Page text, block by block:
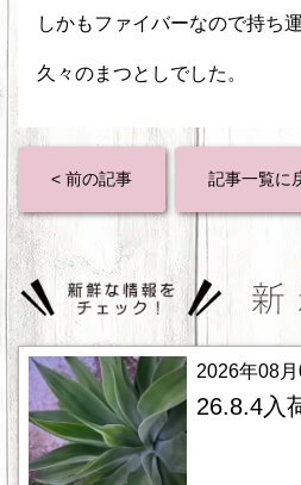
しかもファイバーなので持ち
久々のまつとしでした。
< 前の記事 記事一覧に
2026年08月
26.8.4入